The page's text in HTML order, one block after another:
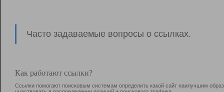
Часто задаваемые вопросы о ссылках.
Как работают ссылки?
Ссылки помогают поисковым системам определить какой сайт наилучшим